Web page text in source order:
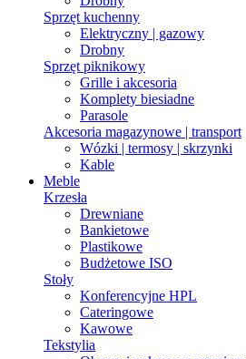
Sprzęt kuchenny
Elektryczny | gazowy
Drobny
Sprzęt piknikowy
Grille i akcesoria
Komplety biesiadne
Parasole
Akcesoria magazynowe | transport
Wózki | termosy | skrzynki
Kable
Meble
Krzesła
Drewniane
Bankietowe
Plastikowe
Budżetowe ISO
Stoły
Konferencyjne HPL
Cateringowe
Kawowe
Tekstylia